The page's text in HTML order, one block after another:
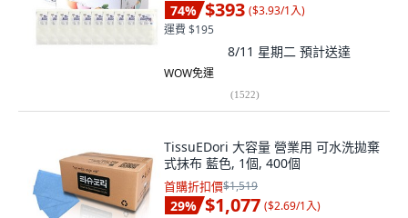
74% $393 ($3.93/1入)
運費 $195
8/11 星期二 預計送達
WOW免運
(1522)
TissuEDori 大容量 營業用 可水洗拋棄
式抹布 藍色, 1個, 400個
首購折扣價$1,519
29% $1,077 ($2.69/1入)